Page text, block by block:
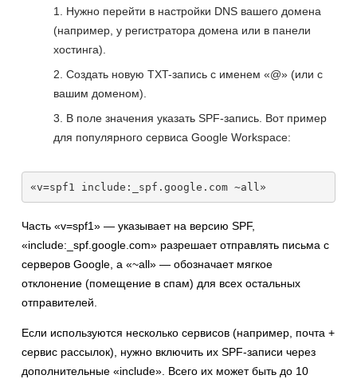
Нужно перейти в настройки DNS вашего домена
(например, у регистратора домена или в панели
хостинга).
Создать новую TXT-запись с именем «@» (или с
вашим доменом).
В поле значения указать SPF-запись. Вот пример
для популярного сервиса Google Workspace:
«v=spf1 include:_spf.google.com ~all»
Часть «v=spf1» — указывает на версию SPF,
«include:_spf.google.com» разрешает отправлять письма с
серверов Google, а «~all» — обозначает мягкое
отклонение (помещение в спам) для всех остальных
отправителей.
Если используются несколько сервисов (например, почта +
сервис рассылок), нужно включить их SPF-записи через
дополнительные «include». Всего их может быть до 10